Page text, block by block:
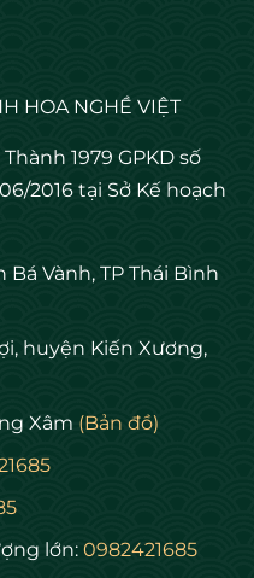
HOA NGHỀ VIỆT
1979 GPKD số
2016 tại Sở Kế hoạch
Vành, TP Thái Bình
huyện Kiến Xương,
Xâm (Bản đồ)
lớn: 0982421685